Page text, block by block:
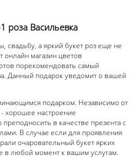
роза Васильевка
свадьбу, а яркий букет роз еще не
онлайн магазин цветов
порекомендовать самый
Данный подарок уведомит о вашей
подарком. Независимо от
хорошее настроение
в качестве презента с
В случае если для проявления
очаровательный букет ярких
в любой момент к вашим услугам.